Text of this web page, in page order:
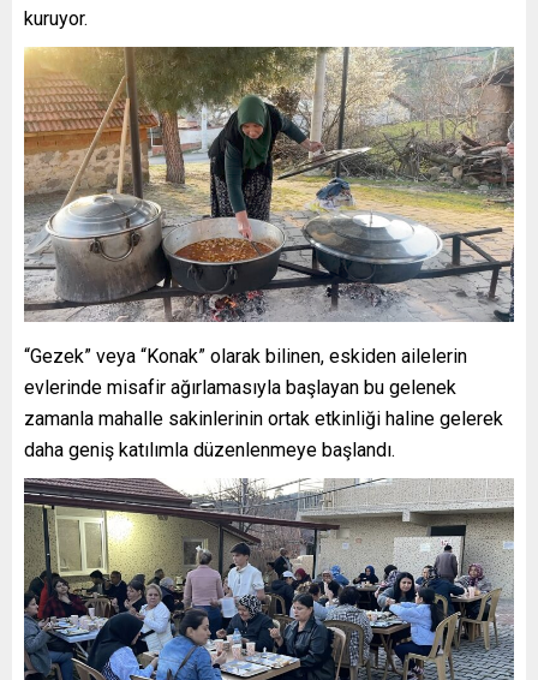
kuruyor.
“Gezek” veya “Konak” olarak bilinen, eskiden ailelerin
evlerinde misafir ağırlamasıyla başlayan bu gelenek
zamanla mahalle sakinlerinin ortak etkinliği haline gelerek
daha geniş katılımla düzenlenmeye başlandı.